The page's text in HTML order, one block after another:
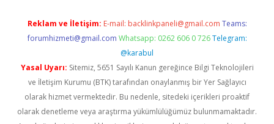
Reklam ve İletişim: E-mail: backlinkpaneli@gmail.com Teams:
forumhizmeti@gmail.com Whatsapp: 0262 606 0 726 Telegram:
@karabul
Yasal Uyarı: Sitemiz, 5651 Sayılı Kanun gereğince Bilgi Teknolojileri
ve İletişim Kurumu (BTK) tarafından onaylanmış bir Yer Sağlayıcı
olarak hizmet vermektedir. Bu nedenle, sitedeki içerikleri proaktif
olarak denetleme veya araştırma yükümlülüğümüz bulunmamaktadır.